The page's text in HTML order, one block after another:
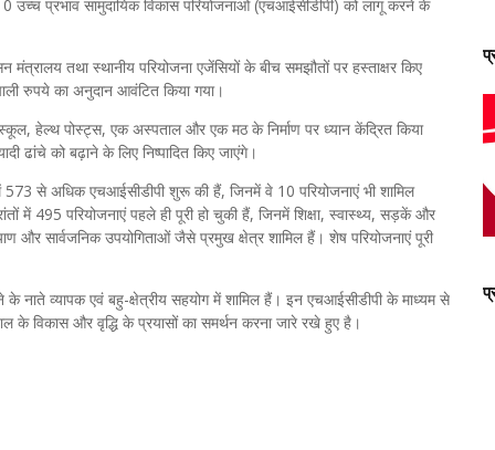
उच्च प्रभाव सामुदायिक विकास परियोजनाओं (एचआईसीडीपी) को लागू करने के
तथा स्थानीय परियोजना एजेंसियों के बीच समझौतों पर हस्ताक्षर किए
रुपये का अनुदान आवंटित किया गया।
हेल्थ पोस्ट्स, एक अस्पताल और एक मठ के निर्माण पर ध्यान केंद्रित किया
ढांचे को बढ़ाने के लिए निष्पादित किए जाएंगे।
573 से अधिक एचआईसीडीपी शुरू की हैं, जिनमें वे 10 परियोजनाएं भी शामिल
में 495 परियोजनाएं पहले ही पूरी हो चुकी हैं, जिनमें शिक्षा, स्वास्थ्य, सड़कें और
और सार्वजनिक उपयोगिताओं जैसे प्रमुख क्षेत्र शामिल हैं। शेष परियोजनाएं पूरी
के नाते व्यापक एवं बहु-क्षेत्रीय सहयोग में शामिल हैं। इन एचआईसीडीपी के माध्यम से
के विकास और वृद्धि के प्रयासों का समर्थन करना जारे रखे हुए है।